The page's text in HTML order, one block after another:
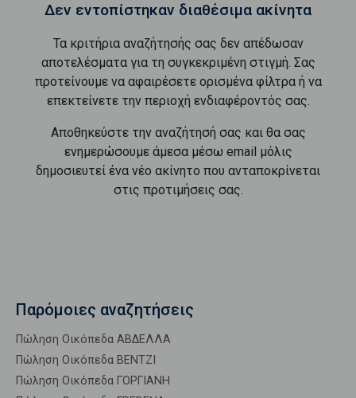
Δεν εντοπίστηκαν διαθέσιμα ακίνητα
Τα κριτήρια αναζήτησής σας δεν απέδωσαν
αποτελέσματα για τη συγκεκριμένη στιγμή. Σας
προτείνουμε να αφαιρέσετε ορισμένα φίλτρα ή να
επεκτείνετε την περιοχή ενδιαφέροντός σας.
Αποθηκεύστε την αναζήτησή σας και θα σας
ενημερώσουμε άμεσα μέσω email μόλις
δημοσιευτεί ένα νέο ακίνητο που ανταποκρίνεται
στις προτιμήσεις σας.
Παρόμοιες αναζητήσεις
Πώληση Οικόπεδα ΑΒΔΕΛΛΑ
Πώληση Οικόπεδα ΒΕΝΤΖΙ
Πώληση Οικόπεδα ΓΟΡΓΙΑΝΗ